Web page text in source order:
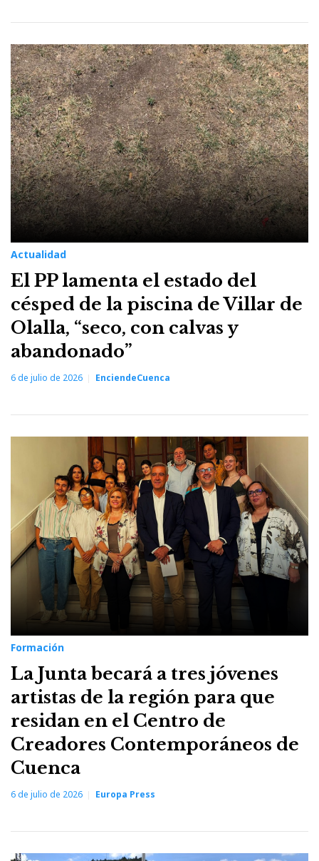
Actualidad
El PP lamenta el estado del
césped de la piscina de Villar de
Olalla, “seco, con calvas y
abandonado”
6 de julio de 2026 EnciendeCuenca
Formación
La Junta becará a tres jóvenes
artistas de la región para que
residan en el Centro de
Creadores Contemporáneos de
Cuenca
6 de julio de 2026 Europa Press